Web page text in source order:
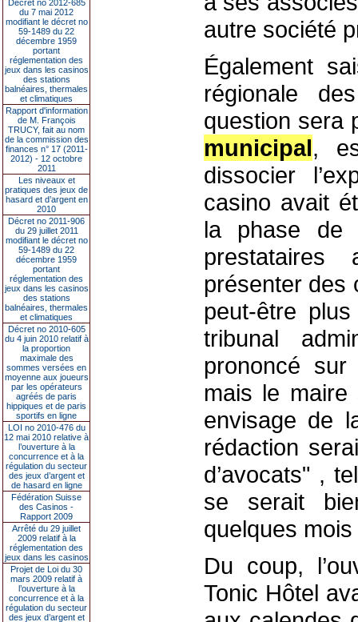
Décret no 2012-685
du 7 mai 2012
modifiant le décret no
59-1489 du 22
décembre 1959
portant
réglementation des
jeux dans les casinos
des stations
balnéaires, thermales
et climatiques
Rapport d'information
de M. François
TRUCY, fait au nom
de la commission des
finances n° 17 (2011-
2012) - 12 octobre
2011
Les niveaux et
pratiques des jeux de
hasard et d’argent en
2010
Décret no 2011-906
du 29 juillet 2011
modifiant le décret no
59-1489 du 22
décembre 1959
portant
réglementation des
jeux dans les casinos
des stations
balnéaires, thermales
et climatiques
Décret no 2010-605
du 4 juin 2010 relatif à
la proportion
maximale des
sommes versées en
moyenne aux joueurs
par les opérateurs
agréés de paris
hippiques et de paris
sportifs en ligne
LOI no 2010-476 du
12 mai 2010 relative à
l’ouverture à la
concurrence et à la
régulation du secteur
des jeux d’argent et
de hasard en ligne
Fédération Suisse
des Casinos -
Rapport 2009
Arrêté du 29 juillet
2009 relatif à la
réglementation des
jeux dans les casinos
Projet de Loi du 30
mars 2009 relatif à
l’ouverture à la
concurrence et à la
régulation du secteur
des jeux d’argent et
autre société
Également
régionale
question sera
municipal,
dissocier
casino avait
la phase de
prestataires
présenter des
peut-être
tribunal
prononcé
mais le
envisage de
rédaction
d’avocats" ,
se serait
quelques
Du coup,
Tonic Hôtel